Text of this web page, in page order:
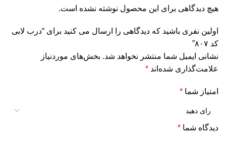
هیچ دیدگاهی برای این محصول نوشته نشده است.
اولین نفری باشید که دیدگاهی را ارسال می کنید برای “درب لابی
کد ۸۰۷”
نشانی ایمیل شما منتشر نخواهد شد. بخش‌های موردنیاز
علامت‌گذاری شده‌اند *
امتیاز شما *
دیدگاه شما *